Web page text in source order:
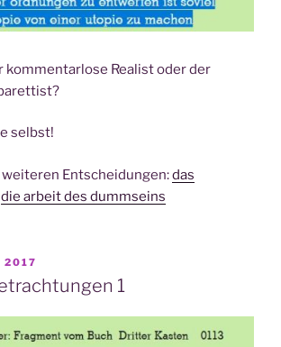
kommentarlose Realist oder der
selbst!
weiteren Entscheidungen:das
die arbeit des dummseins
2017
1